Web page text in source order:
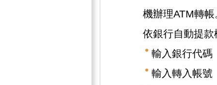
機辦理ATM轉帳
依銀行自動提
輸入銀行代碼
輸入轉入帳號